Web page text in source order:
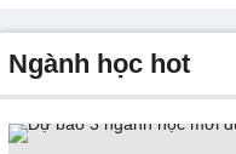
ngành học hot